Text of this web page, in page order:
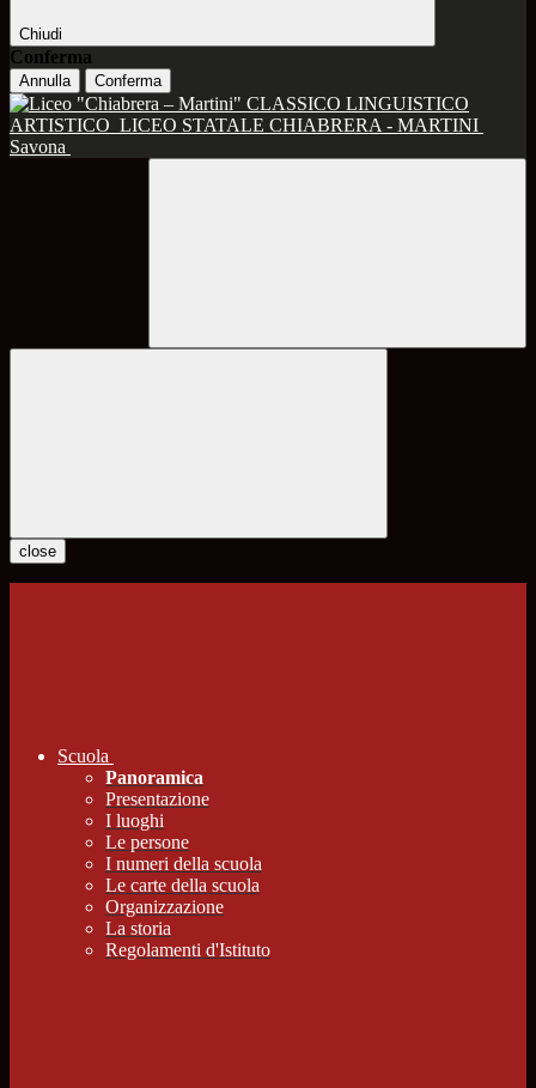
Chiudi
Conferma
Annulla Conferma
CLASSICO LINGUISTICO
ARTISTICO LICEO STATALE CHIABRERA - MARTINI
Savona
close
Scuola
Panoramica
Presentazione
I luoghi
Le persone
I numeri della scuola
Le carte della scuola
Organizzazione
La storia
Regolamenti d'Istituto